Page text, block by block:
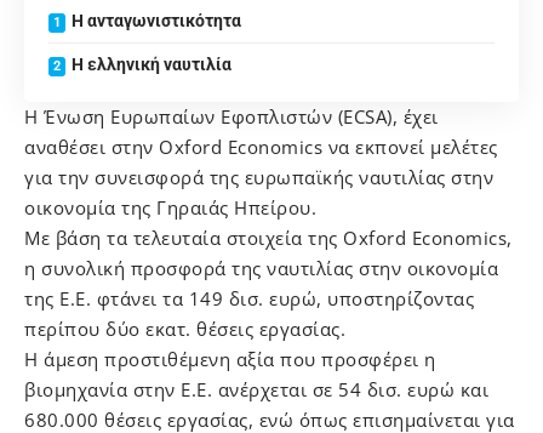
Η ανταγωνιστικότητα
Η ελληνική ναυτιλία
Η Ένωση Ευρωπαίων Εφοπλιστών (ECSA), έχει
αναθέσει στην Oxford Economics να εκπονεί μελέτες
για την συνεισφορά της ευρωπαϊκής ναυτιλίας στην
οικονομία της Γηραιάς Ηπείρου.
Με βάση τα τελευταία στοιχεία της Oxford Economics,
η συνολική προσφορά της ναυτιλίας στην οικονομία
της Ε.Ε. φτάνει τα 149 δισ. ευρώ, υποστηρίζοντας
περίπου δύο εκατ. θέσεις εργασίας.
Η άμεση προστιθέμενη αξία που προσφέρει η
βιομηχανία στην Ε.Ε. ανέρχεται σε 54 δισ. ευρώ και
680.000 θέσεις εργασίας, ενώ όπως επισημαίνεται για